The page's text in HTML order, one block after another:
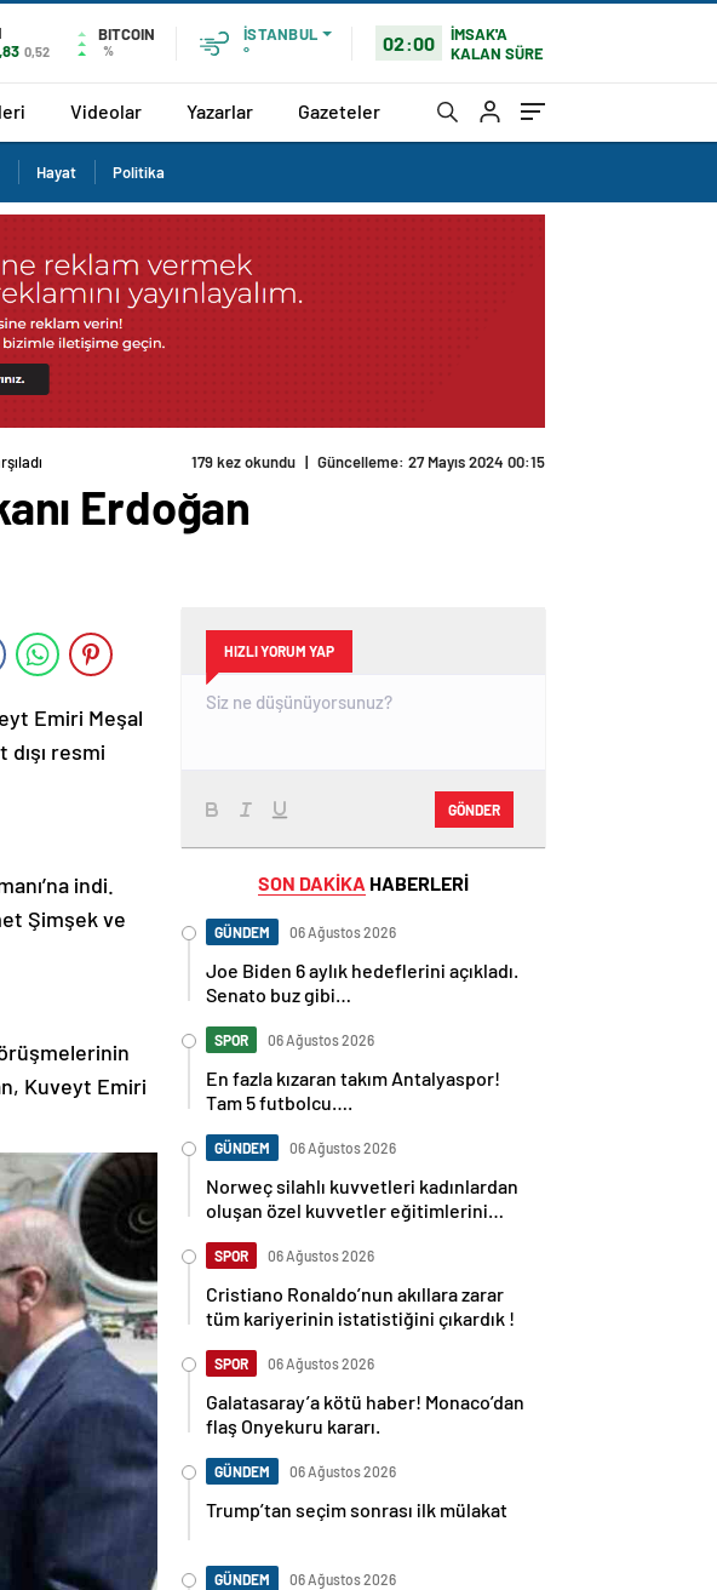
0,52
BITCOIN
%
İSTANBUL
°
02:00
İMSAK'A
KALAN SÜRE
Videolar Yazarlar Gazeteler
Hayat Politika
179 kez okundu | Güncelleme: 27 Mayıs 2024 00:15
Erdoğan
Emiri Meşal
resmi
indi.
Şimşek ve
Kuveyt Emiri
HIZLI YORUM YAP
GÖNDER
SON DAKİKA HABERLERİ
GÜNDEM 06 Ağustos 2026
Joe Biden 6 aylık hedeflerini açıkladı.
Senato buz gibi…
SPOR 06 Ağustos 2026
En fazla kızaran takım Antalyaspor!
Tam 5 futbolcu….
GÜNDEM 06 Ağustos 2026
Norweç silahlı kuvvetleri kadınlardan
oluşan özel kuvvetler eğitimlerini
SPOR 06 Ağustos 2026
Cristiano Ronaldo’nun akıllara zarar
tüm kariyerinin istatistiğini çıkardık !
SPOR 06 Ağustos 2026
Galatasaray’a kötü haber! Monaco’dan
flaş Onyekuru kararı.
GÜNDEM 06 Ağustos 2026
Trump’tan seçim sonrası ilk mülakat
GÜNDEM 06 Ağustos 2026